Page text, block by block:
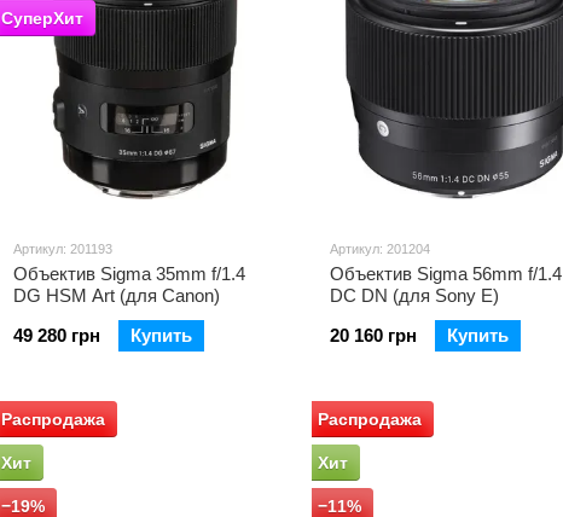
СуперХит
Артикул: 201193
Объектив Sigma 35mm f/1.4
DG HSM Art (для Canon)
49 280 грн
Купить
Артикул: 201204
Объектив Sigma 56mm f/1.4
DC DN (для Sony E)
20 160 грн
Купить
Распродажа
Хит
−19%
Распродажа
Хит
−11%